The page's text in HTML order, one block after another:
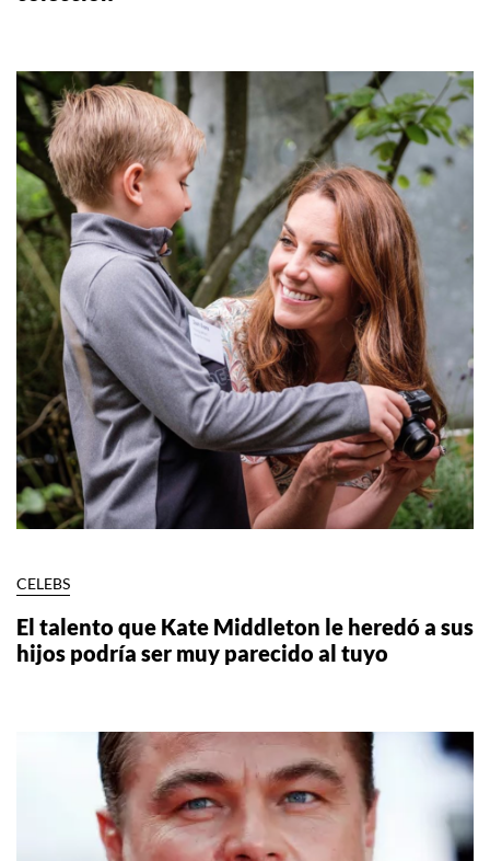
CELEBS
El talento que Kate Middleton le heredó a sus
hijos podría ser muy parecido al tuyo